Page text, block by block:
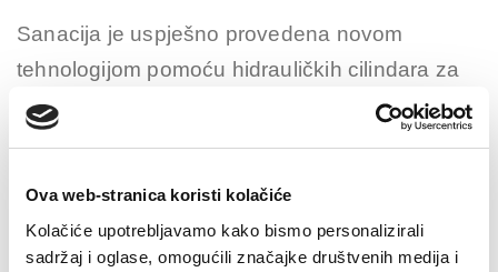
Ova web-stranica koristi kolačiće
Kolačiće upotrebljavamo kako bismo personalizirali
sadržaj i oglase, omogućili značajke društvenih medija i
Sanacija je uspješno provedena novom
tehnologijom pomoću hidrauličkih cilindara za
precizno i ravnomjerno dizanje sustava cijevi.